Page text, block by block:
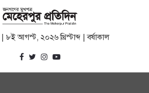
| ৮ই আগস্ট, ২০২৬ খ্রিস্টাব্দ | বর্ষাকাল